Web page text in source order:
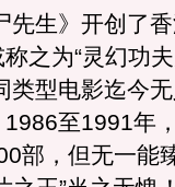
生》开创了香
之为“灵幻功
类型电影迄今
至1991年
部，但无一能